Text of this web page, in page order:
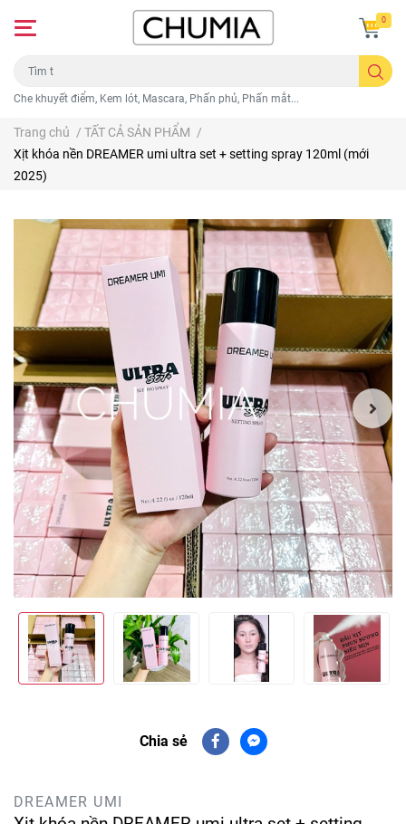
Che khuyết điểm, Kem lót, Mascara, Phấn phủ, Phấn mắt...
0
Trang chủ / TẤT CẢ SẢN PHẨM /
Xịt khóa nền DREAMER umi ultra set + setting spray 120ml (mới
2025)
Chia sẻ
DREAMER UMI